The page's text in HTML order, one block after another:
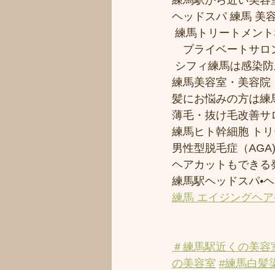
ヘッドスパ 練馬 美
練馬トリートメン
プライベートサロ
シフィ練馬は感染
練馬美容室・美容院
髪にお悩みの方は練
薄毛・抜け毛改善サ
練馬ヒト幹細胞 ト
男性型脱毛症（
ヘアカットもできる
練馬駅ヘッドスパ•
練馬 エイジングヘ
＃練馬駅近くの美容
の美容室 #練馬白髪